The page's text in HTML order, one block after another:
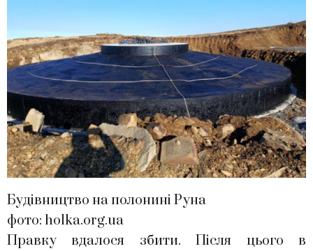
Будівництво на полонині Руна
фото: holka.org.ua
Правку вдалося збити. Після цього в